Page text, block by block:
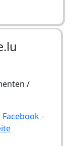
/
Facebook -